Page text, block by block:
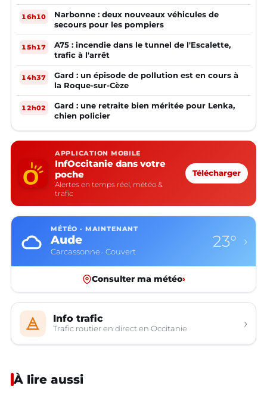
16h10
Narbonne : deux nouveaux véhicules de
secours pour les pompiers
15h17
A75 : incendie dans le tunnel de l'Escalette,
trafic à l'arrêt
14h37
Gard : un épisode de pollution est en cours à
la Roque-sur-Cèze
12h02
Gard : une retraite bien méritée pour Lenka,
chien policier
APPLICATION MOBILE
InfOccitanie dans votre
poche
Alertes en temps réel, météo &
trafic
Télécharger
MÉTÉO · MAINTENANT
Aude
Carcassonne · Couvert
23° ›
Consulter ma météo›
Info trafic
Trafic routier en direct en Occitanie ›
À lire aussi